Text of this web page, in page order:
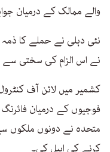
والے ممالک کے درمیان
نئی دہلی نے حملے کا ذمہ
نے اس الزام کی سختی سے
کشمیر میں لائن آف
فوجیوں کے درمیان فائرنگ
متحدہ نے دونوں ملکوں
کرنے کی اپیل کی۔